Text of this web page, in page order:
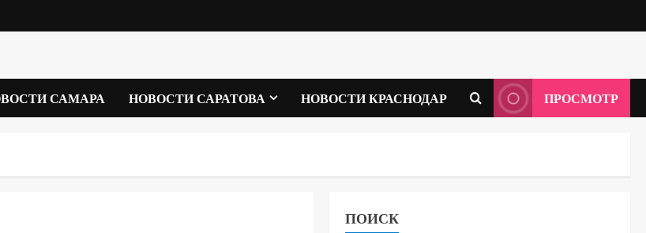
САМАРА НОВОСТИ САРАТОВА НОВОСТИ КРАСНОДАР ПРОСМОТР
ПОИСК